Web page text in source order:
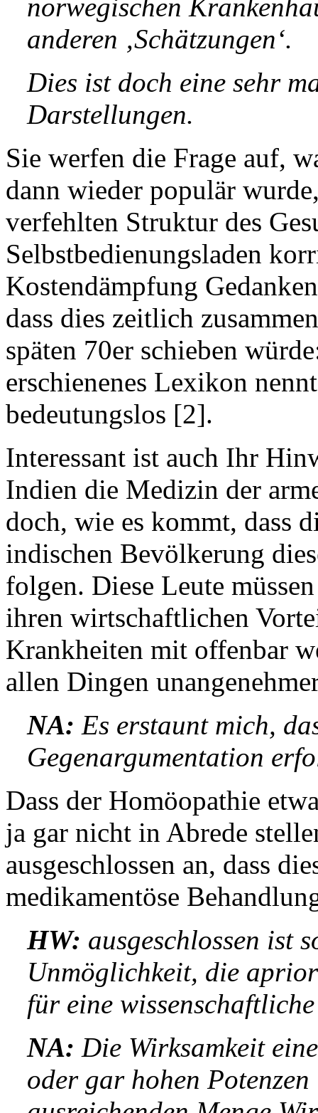
norwegischen
anderen ‚Schätzungen‘.
Dies ist doch eine sehr
Darstellungen.
Sie werfen die Frage auf,
dann wieder populär
verfehlten Struktur des
Selbstbedienungsladen
Kostendämpfung
dass dies zeitlich
späten 70er schieben
erschienenes Lexikon
bedeutungslos [2].
Interessant ist auch Ihr
Indien die Medizin der
doch, wie es kommt, dass
indischen Bevölkerung
folgen. Diese Leute
ihren wirtschaftlichen
Krankheiten mit offenbar
allen Dingen
NA: Es erstaunt mich,
Gegenargumentation
Dass der Homöopathie
ja gar nicht in Abrede
ausgeschlossen an, dass
medikamentöse
HW: ausgeschlossen ist
Unmöglichkeit, die
für eine
NA: Die Wirksamkeit
oder gar hohen